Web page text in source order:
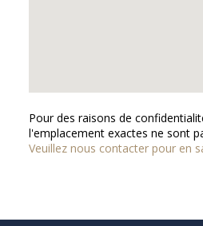
Pour des raisons de
l'emplacement exactes ne sont
Veuillez nous contacter pour en